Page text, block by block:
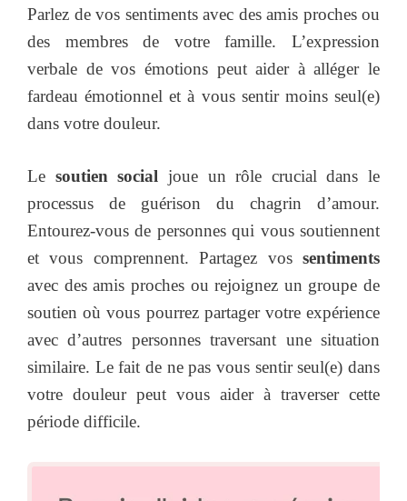
Parlez de vos sentiments avec des amis proches ou
des membres de votre famille. L’expression
verbale de vos émotions peut aider à alléger le
fardeau émotionnel et à vous sentir moins seul(e)
dans votre douleur.
Le soutien social joue un rôle crucial dans le
processus de guérison du chagrin d’amour.
Entourez-vous de personnes qui vous soutiennent
et vous comprennent. Partagez vos sentiments
avec des amis proches ou rejoignez un groupe de
soutien où vous pourrez partager votre expérience
avec d’autres personnes traversant une situation
similaire. Le fait de ne pas vous sentir seul(e) dans
votre douleur peut vous aider à traverser cette
période difficile.